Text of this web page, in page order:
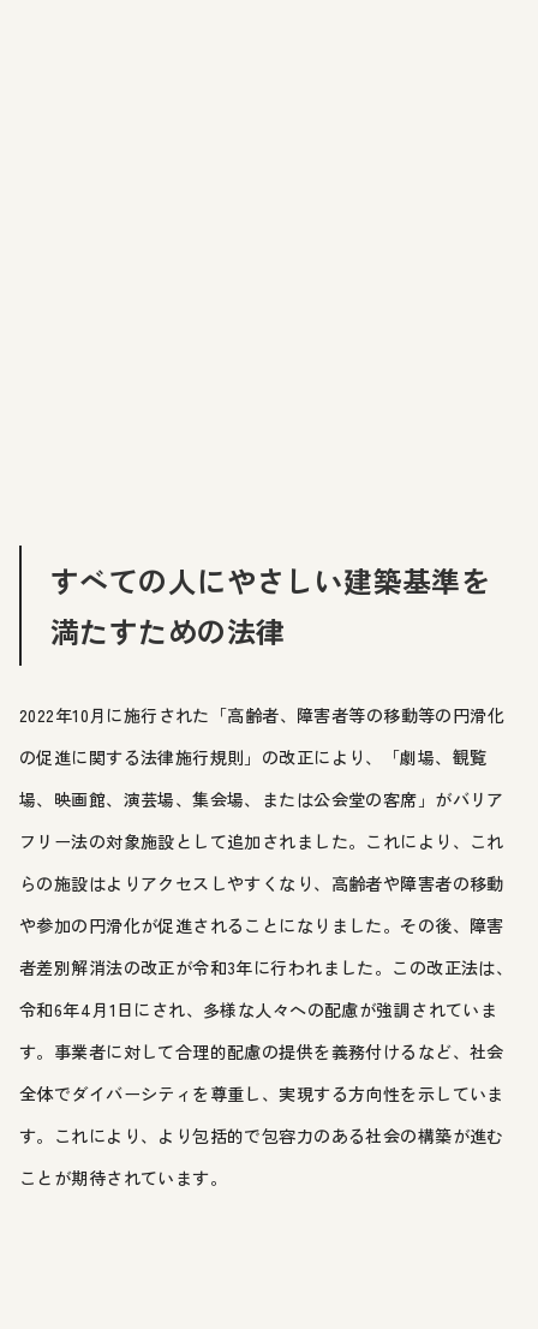
すべての人にやさしい建築基準を
満たすための法律
2022年10月に施行された「高齢者、障害者等の移動等の円滑化
の促進に関する法律施行規則」の改正により、「劇場、観覧
場、映画館、演芸場、集会場、または公会堂の客席」がバリア
フリー法の対象施設として追加されました。これにより、これ
らの施設はよりアクセスしやすくなり、高齢者や障害者の移動
や参加の円滑化が促進されることになりました。その後、障害
者差別解消法の改正が令和3年に行われました。この改正法は、
令和6年4月1日にされ、多様な人々への配慮が強調されていま
す。事業者に対して合理的配慮の提供を義務付けるなど、社会
全体でダイバーシティを尊重し、実現する方向性を示していま
す。これにより、より包括的で包容力のある社会の構築が進む
ことが期待されています。